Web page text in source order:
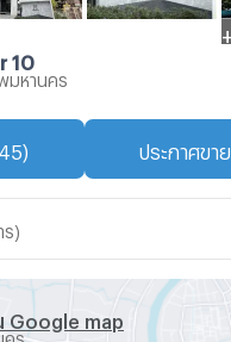
+
10
มหานคร
ประกาศขา
ร)
Google map
คร